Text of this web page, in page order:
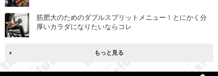
筋肥大のためのダブルスプリットメニュー！とにかく分
厚いカラダになりたいならコレ
もっと見る